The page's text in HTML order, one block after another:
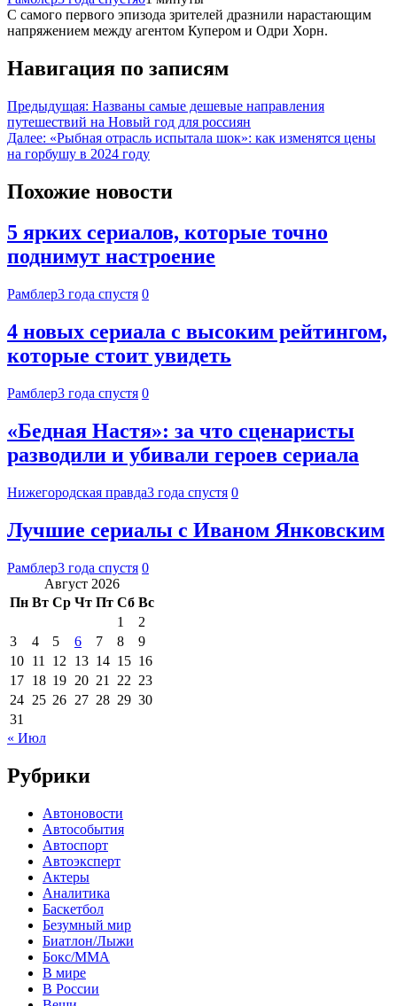
С самого первого эпизода зрителей дразнили нарастающим
напряжением между агентом Купером и Одри Хорн.
Навигация по записям
Предыдущая: Названы самые дешевые направления
путешествий на Новый год для россиян
Далее: «Рыбная отрасль испытала шок»: как изменятся цены
на горбушу в 2024 году
Похожие новости
5 ярких сериалов, которые точно
поднимут настроение
Рамблер3 года спустя 0
4 новых сериала с высоким рейтингом,
которые стоит увидеть
Рамблер3 года спустя 0
«Бедная Настя»: за что сценаристы
разводили и убивали героев сериала
Нижегородская правда3 года спустя 0
Лучшие сериалы с Иваном Янковским
Рамблер3 года спустя 0
Август 2026
Пн Вт Ср Чт Пт Сб Вс
1
2
3
4 5 6 7 8
9
10 11 12 13 14 15 16
17 18 19 20 21 22 23
24 25 26 27 28 29 30
31
« Июл
Рубрики
Автоновости
Автособытия
Автоспорт
Автоэксперт
Актеры
Аналитика
Баскетбол
Безумный мир
Биатлон/Лыжи
Бокс/MMA
В мире
В России